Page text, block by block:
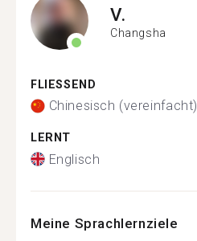
V.
Changsha
FLIESSEND
Chinesisch (vereinfacht)
LERNT
Englisch
Meine Sprachlernziele